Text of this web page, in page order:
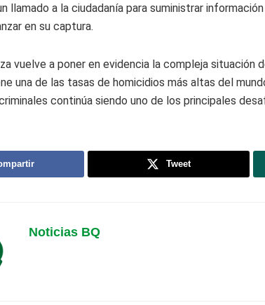
llamado a la ciudadanía para suministrar
en su captura.
vuelve a poner en evidencia la compleja situación
una de las tasas de homicidios más altas del
continúa siendo uno de los principales
Tweet
Noticias BQ